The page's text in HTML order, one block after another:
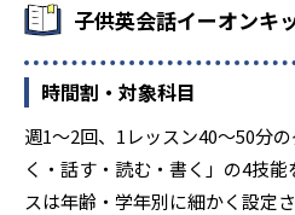
子供英会話イーオンキ
時間割・対象科目
週1～2回、1レッスン40～50分
く・話す・読む・書く」の4技
スは年齢・学年別に細かく設定